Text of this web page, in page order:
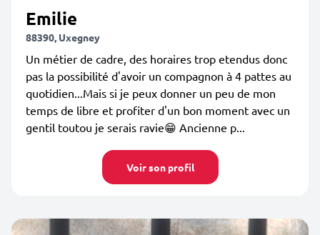
Emilie
88390, Uxegney
Un métier de cadre, des horaires trop etendus donc
pas la possibilité d'avoir un compagnon à 4 pattes au
quotidien...Mais si je peux donner un peu de mon
temps de libre et profiter d'un bon moment avec un
gentil toutou je serais ravie😁 Ancienne p...
Voir son profil